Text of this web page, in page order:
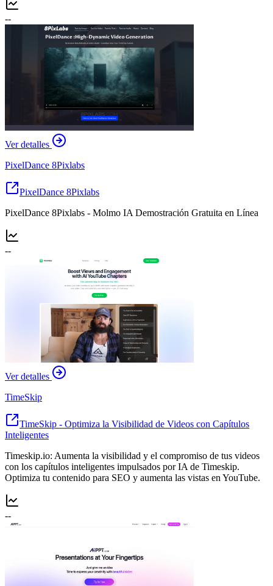
--
Ver detalles
PixelDance 8Pixlabs
PixelDance 8Pixlabs
PixelDance 8Pixlabs - Molmo IA Demostración Gratuita en Línea
--
Ver detalles
TimeSkip
TimeSkip - Optimiza la Visibilidad de Videos con Capítulos
Inteligentes
Timeskip.io: Aumenta la visibilidad y el compromiso de tus videos
con los capítulos inteligentes impulsados por IA de Timeskip.
Optimiza tu contenido para SEO y aumenta las vistas en YouTube.
--